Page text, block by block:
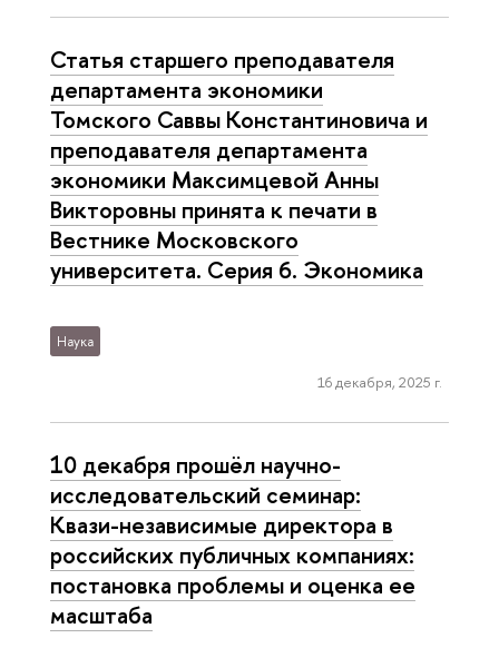
Статья старшего преподавателя
департамента экономики
Томского Саввы Константиновича и
преподавателя департамента
экономики Максимцевой Анны
Викторовны принята к печати в
Вестнике Московского
университета. Серия 6. Экономика
Наука
16 декабря, 2025 г.
10 декабря прошёл научно-
исследовательский семинар:
Квази-независимые директора в
российских публичных компаниях:
постановка проблемы и оценка ее
масштаба